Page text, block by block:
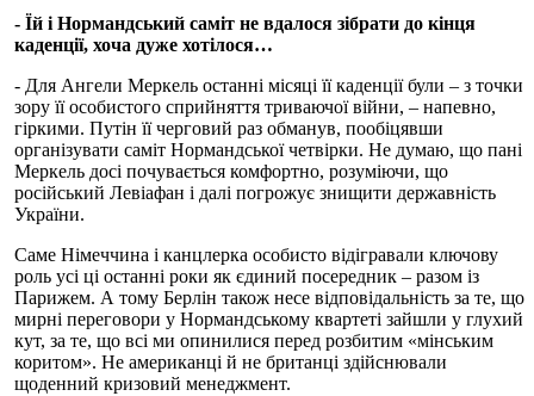
- Їй і Нормандський саміт не вдалося зібрати до кінця
каденції, хоча дуже хотілося…
- Для Ангели Меркель останні місяці її каденції були – з точки
зору її особистого сприйняття триваючої війни, – напевно,
гіркими. Путін її черговий раз обманув, пообіцявши
організувати саміт Нормандської четвірки. Не думаю, що пані
Меркель досі почувається комфортно, розуміючи, що
російський Левіафан і далі погрожує знищити державність
України.
Саме Німеччина і канцлерка особисто відігравали ключову
роль усі ці останні роки як єдиний посередник – разом із
Парижем. А тому Берлін також несе відповідальність за те, що
мирні переговори у Нормандському квартеті зайшли у глухий
кут, за те, що всі ми опинилися перед розбитим «мінським
коритом». Не американці й не британці здійснювали
щоденний кризовий менеджмент.